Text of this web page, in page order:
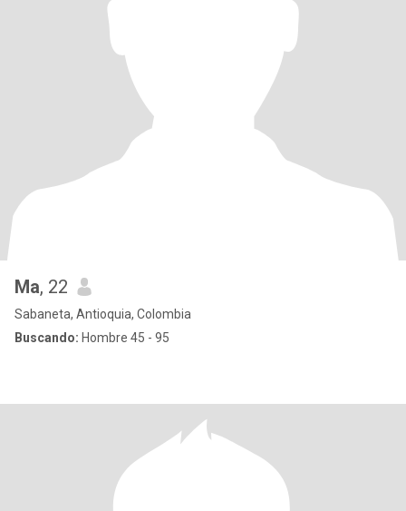
Ma, 22
Sabaneta, Antioquia, Colombia
Buscando: Hombre 45 - 95